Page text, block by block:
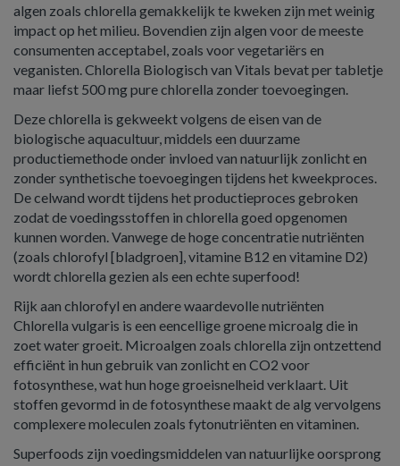
algen zoals chlorella gemakkelijk te kweken zijn met weinig
impact op het milieu. Bovendien zijn algen voor de meeste
consumenten acceptabel, zoals voor vegetariërs en
veganisten. Chlorella Biologisch van Vitals bevat per tabletje
maar liefst 500 mg pure chlorella zonder toevoegingen.
Deze chlorella is gekweekt volgens de eisen van de
biologische aquacultuur, middels een duurzame
productiemethode onder invloed van natuurlijk zonlicht en
zonder synthetische toevoegingen tijdens het kweekproces.
De celwand wordt tijdens het productieproces gebroken
zodat de voedingsstoffen in chlorella goed opgenomen
kunnen worden. Vanwege de hoge concentratie nutriënten
(zoals chlorofyl [bladgroen], vitamine B12 en vitamine D2)
wordt chlorella gezien als een echte superfood!
Rijk aan chlorofyl en andere waardevolle nutriënten
Chlorella vulgaris is een eencellige groene microalg die in
zoet water groeit. Microalgen zoals chlorella zijn ontzettend
efficiënt in hun gebruik van zonlicht en CO2 voor
fotosynthese, wat hun hoge groeisnelheid verklaart. Uit
stoffen gevormd in de fotosynthese maakt de alg vervolgens
complexere moleculen zoals fytonutriënten en vitaminen.
Superfoods zijn voedingsmiddelen van natuurlijke oorsprong